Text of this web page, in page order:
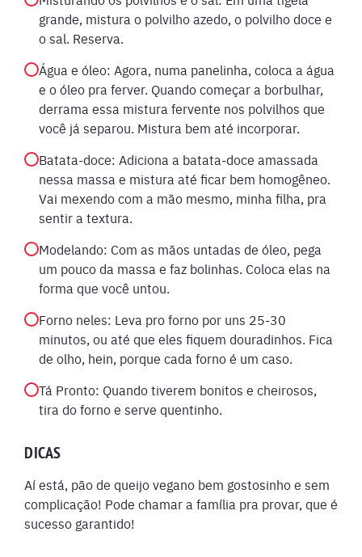
grande, mistura o polvilho azedo, o polvilho doce e
o sal. Reserva.
Água e óleo: Agora, numa panelinha, coloca a água
e o óleo pra ferver. Quando começar a borbulhar,
derrama essa mistura fervente nos polvilhos que
você já separou. Mistura bem até incorporar.
Batata-doce: Adiciona a batata-doce amassada
nessa massa e mistura até ficar bem homogêneo.
Vai mexendo com a mão mesmo, minha filha, pra
sentir a textura.
Modelando: Com as mãos untadas de óleo, pega
um pouco da massa e faz bolinhas. Coloca elas na
forma que você untou.
Forno neles: Leva pro forno por uns 25-30
minutos, ou até que eles fiquem douradinhos. Fica
de olho, hein, porque cada forno é um caso.
Tá Pronto: Quando tiverem bonitos e cheirosos,
tira do forno e serve quentinho.
DICAS
Aí está, pão de queijo vegano bem gostosinho e sem
complicação! Pode chamar a família pra provar, que é
sucesso garantido!